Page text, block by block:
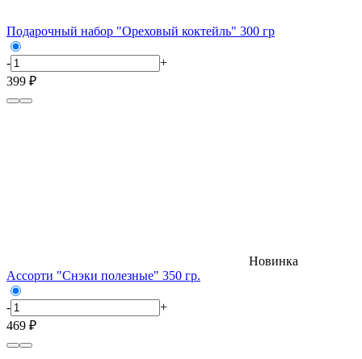
Подарочный набор "Ореховый коктейль" 300 гр
-
+
399 ₽
Новинка
Ассорти "Снэки полезные" 350 гр.
-
+
469 ₽